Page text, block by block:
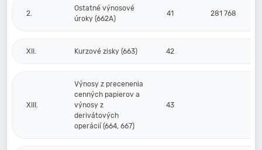
2.
Ostatné výnosové
úroky (662A)
41 281 768
XII. Kurzové zisky (663) 42
XIII.
Výnosy z precenenia
cenných papierov a
výnosy z
derivátových
operácií (664, 667)
43